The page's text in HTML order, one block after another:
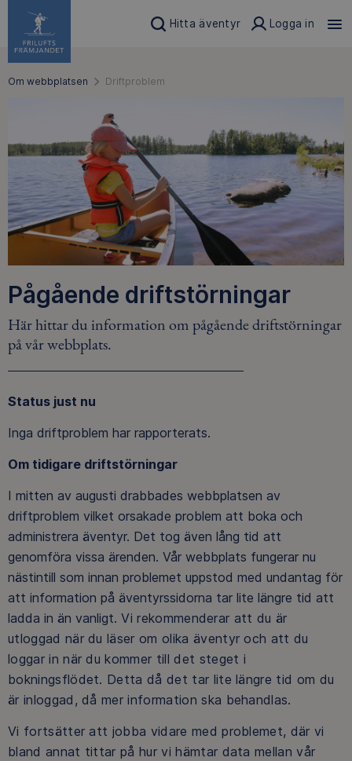
Hitta äventyr Logga in
Om webbplatsen Driftproblem
Pågående driftstörningar
Här hittar du information om pågående driftstörningar
på vår webbplats.
Status just nu
Inga driftproblem har rapporterats.
Om tidigare driftstörningar
I mitten av augusti drabbades webbplatsen av
driftproblem vilket orsakade problem att boka och
administrera äventyr. Det tog även lång tid att
genomföra vissa ärenden. Vår webbplats fungerar nu
nästintill som innan problemet uppstod med undantag för
att information på äventyrssidorna tar lite längre tid att
ladda in än vanligt. Vi rekommenderar att du är
utloggad när du läser om olika äventyr och att du
loggar in när du kommer till det steget i
bokningsflödet. Detta då det tar lite längre tid om du
är inloggad, då mer information ska behandlas.
Vi fortsätter att jobba vidare med problemet, där vi
bland annat tittar på hur vi hämtar data mellan vår